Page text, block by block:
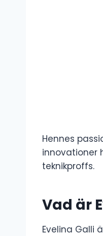
Hennes
innovationer
teknikproffs.
Vad är
Evelina Galli